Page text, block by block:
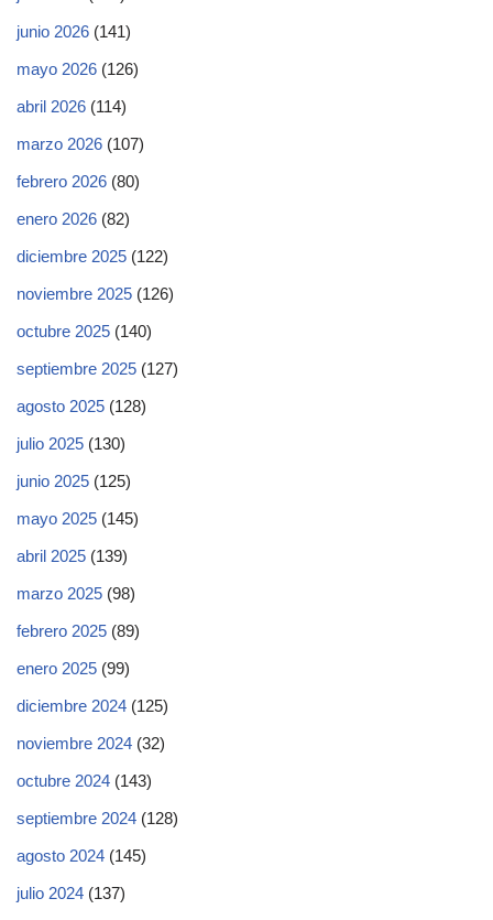
junio 2026 (141)
mayo 2026 (126)
abril 2026 (114)
marzo 2026 (107)
febrero 2026 (80)
enero 2026 (82)
diciembre 2025 (122)
noviembre 2025 (126)
octubre 2025 (140)
septiembre 2025 (127)
agosto 2025 (128)
julio 2025 (130)
junio 2025 (125)
mayo 2025 (145)
abril 2025 (139)
marzo 2025 (98)
febrero 2025 (89)
enero 2025 (99)
diciembre 2024 (125)
noviembre 2024 (32)
octubre 2024 (143)
septiembre 2024 (128)
agosto 2024 (145)
julio 2024 (137)